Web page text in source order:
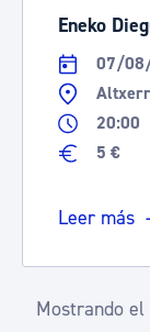
Eneko
07/
20:00
5 €
Leer más
Mostrando